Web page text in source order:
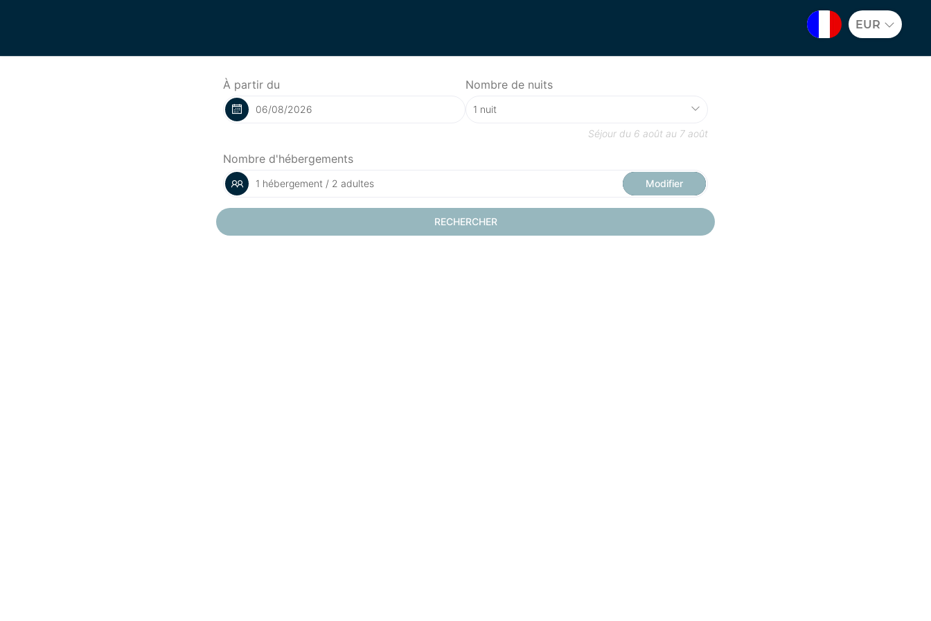
EUR
À partir du Nombre de nuits
Séjour du 6 août au 7 août
Nombre d'hébergements
1 hébergement / 2 adultes Modifier